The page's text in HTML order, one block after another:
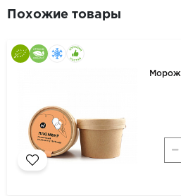
Похожие товары